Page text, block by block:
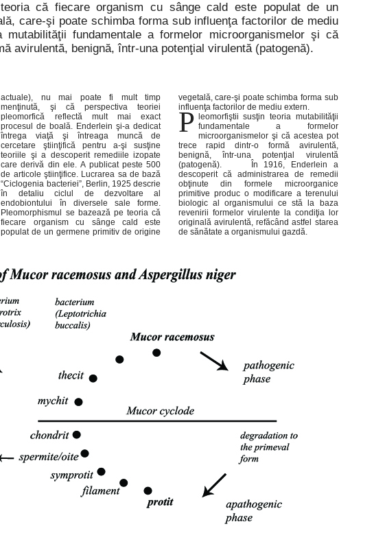
că fiecare organism cu sânge cald este populat de un
care-şi poate schimba forma sub influenţa factorilor de mediu
fundamentale a formelor microorganismelor şi că
avirulentă, benignă, într-una potenţial virulentă (patogenă).
influenţa factorilor de mediu extern.
P
leomorfiştii susţin teoria mutabilităţii
fundamentale a formelor
microorganismelor şi că acestea pot
trece rapid dintr-o formă avirulentă,
benignă, într-una potenţial virulentă
(patogenă). În 1916, Enderlein a
descoperit că administrarea de remedii
obţinute din formele microorganice
primitive produc o modificare a terenului
biologic al organismului ce stă la baza
revenirii formelor virulente la condiţia lor
originală avirulentă, refăcând astfel starea
de sănătate a organismului gazdă.